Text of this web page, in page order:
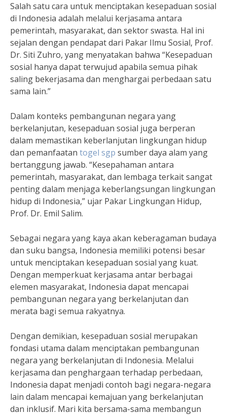
Salah satu cara untuk menciptakan kesepaduan sosial
di Indonesia adalah melalui kerjasama antara
pemerintah, masyarakat, dan sektor swasta. Hal ini
sejalan dengan pendapat dari Pakar Ilmu Sosial, Prof.
Dr. Siti Zuhro, yang menyatakan bahwa “Kesepaduan
sosial hanya dapat terwujud apabila semua pihak
saling bekerjasama dan menghargai perbedaan satu
sama lain.”
Dalam konteks pembangunan negara yang
berkelanjutan, kesepaduan sosial juga berperan
dalam memastikan keberlanjutan lingkungan hidup
dan pemanfaatan togel sgp sumber daya alam yang
bertanggung jawab. “Kesepahaman antara
pemerintah, masyarakat, dan lembaga terkait sangat
penting dalam menjaga keberlangsungan lingkungan
hidup di Indonesia,” ujar Pakar Lingkungan Hidup,
Prof. Dr. Emil Salim.
Sebagai negara yang kaya akan keberagaman budaya
dan suku bangsa, Indonesia memiliki potensi besar
untuk menciptakan kesepaduan sosial yang kuat.
Dengan memperkuat kerjasama antar berbagai
elemen masyarakat, Indonesia dapat mencapai
pembangunan negara yang berkelanjutan dan
merata bagi semua rakyatnya.
Dengan demikian, kesepaduan sosial merupakan
fondasi utama dalam menciptakan pembangunan
negara yang berkelanjutan di Indonesia. Melalui
kerjasama dan penghargaan terhadap perbedaan,
Indonesia dapat menjadi contoh bagi negara-negara
lain dalam mencapai kemajuan yang berkelanjutan
dan inklusif. Mari kita bersama-sama membangun